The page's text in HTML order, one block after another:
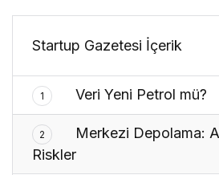
Startup Gazetesi İçerik
1 Veri Yeni Petrol mü?
2
Merkezi Depolama:
Riskler